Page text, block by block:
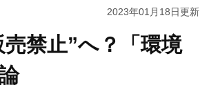
2023年01月18日更新
禁止”へ？「環境